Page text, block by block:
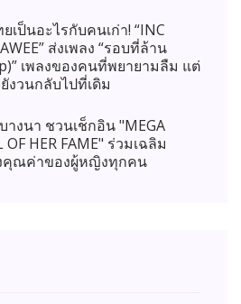
เป็นอะไรกับคนเก่า! “INC
ส่งเพลง “รอบที่ล้าน
เพลงของคนที่พยายามลืม แต่
งวนกลับไปที่เดิม
างนา ชวนเช็กอิน "MEGA
OF HER FAME" ร่วมเฉลิม
คุณค่าของผู้หญิงทุกคน